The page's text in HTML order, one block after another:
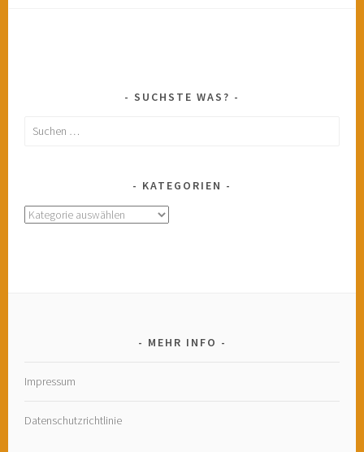
SUCHSTE WAS?
Suchen
KATEGORIEN
Kategorien
MEHR INFO
Impressum
Datenschutzrichtlinie